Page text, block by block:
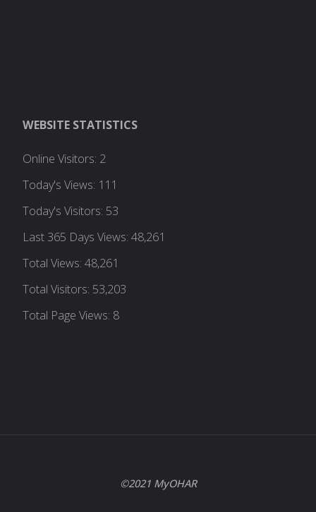
WEBSITE STATISTICS
Online Visitors: 2
Today's Views: 111
Today's Visitors: 53
Last 365 Days Views:48,261
Total Views:48,261
Total Visitors: 53,203
Total Page Views: 8
©2021 MyOHAR